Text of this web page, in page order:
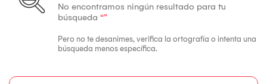
No encontramos ningún resultado para tu
búsqueda “”
Pero no te desanimes, verifica la ortografía o intenta una
búsqueda menos específica.